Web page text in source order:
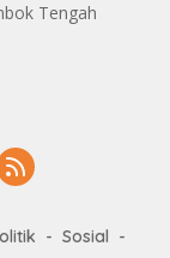
Tengah
Sosial